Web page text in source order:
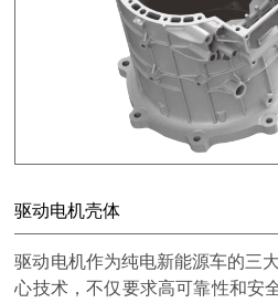
驱动电机壳体
驱动电机作为纯电新能源车的三
心技术，不仅要求高可靠性和安